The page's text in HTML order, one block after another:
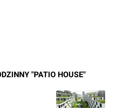
"PATIO HOUSE"